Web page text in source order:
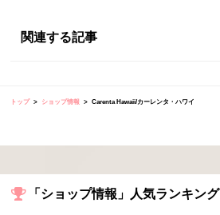
関連する記事
トップ ショップ情報 Carenta Hawaii/カーレンタ・ハワイ
「ショップ情報」人気ランキング